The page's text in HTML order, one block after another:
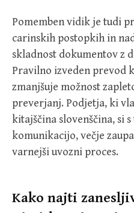
Pomemben vidik je tudi
carinskih postopkih in
skladnost dokumentov z
Pravilno izveden prevod
zmanjšuje možnost
preverjanj. Podjetja, ki
kitajščina slovenščina, si
komunikacijo, večje
varnejši uvozni proces.
Kako najti